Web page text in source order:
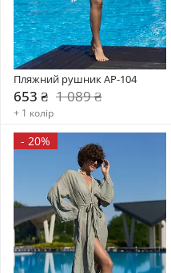
Пляжний рушник AP-104
653 ₴ 1 089 ₴
+ 1 колір
- 20%